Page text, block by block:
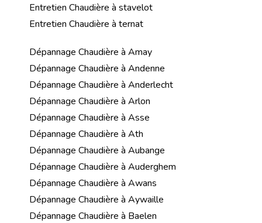
Entretien Chaudière à stavelot
Entretien Chaudière à ternat
Dépannage Chaudière à Amay
Dépannage Chaudière à Andenne
Dépannage Chaudière à Anderlecht
Dépannage Chaudière à Arlon
Dépannage Chaudière à Asse
Dépannage Chaudière à Ath
Dépannage Chaudière à Aubange
Dépannage Chaudière à Auderghem
Dépannage Chaudière à Awans
Dépannage Chaudière à Aywaille
Dépannage Chaudière à Baelen